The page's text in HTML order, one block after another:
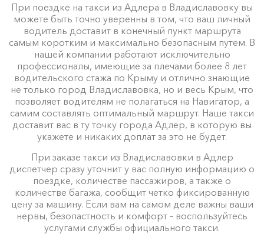
При поездке на такси из Адлера в Владиславовку вы
можете быть точно уверенны в том, что ваш личный
водитель доставит в конечный пункт маршрута
самым коротким и максимально безопасным путем. В
нашей компании работают исключительно
профессионалы, имеющие за плечами более 8 лет
водительского стажа по Крыму и отлично знающие
не только город Владиславовка, но и весь Крым, что
позволяет водителям не полагаться на Навигатор, а
самим составлять оптимальный маршрут. Наше такси
доставит вас в ту точку города Адлер, в которую вы
укажете и никаких доплат за это не будет.
При заказе такси из Владиславовки в Адлер
диспетчер сразу уточнит у вас полную информацию о
поездке, количестве пассажиров, а также о
количестве багажа, сообщит четко фиксированную
цену за машину. Если вам на самом деле важны ваши
нервы, безопастность и комфорт – воспользуйтесь
услугами службы официального такси.